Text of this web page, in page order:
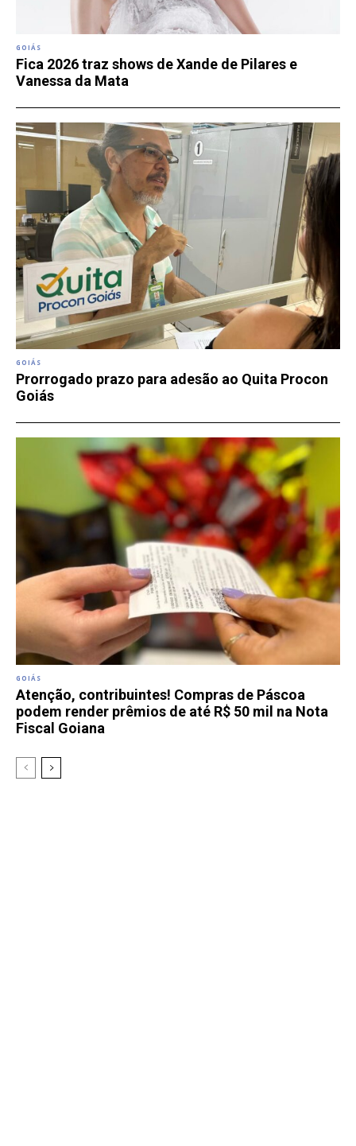
GOIÁS
Fica 2026 traz shows de Xande de Pilares e
Vanessa da Mata
GOIÁS
Prorrogado prazo para adesão ao Quita Procon
Goiás
GOIÁS
Atenção, contribuintes! Compras de Páscoa
podem render prêmios de até R$ 50 mil na Nota
Fiscal Goiana